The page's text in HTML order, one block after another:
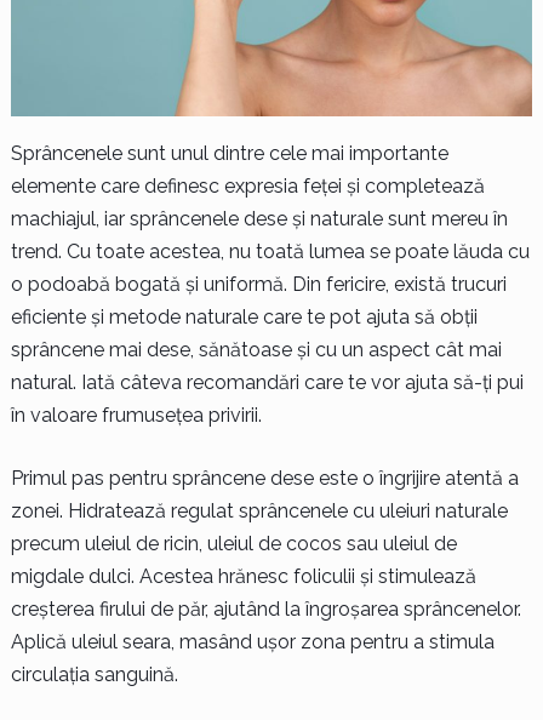
Sprâncenele sunt unul dintre cele mai importante
elemente care definesc expresia feței și completează
machiajul, iar sprâncenele dese și naturale sunt mereu în
trend. Cu toate acestea, nu toată lumea se poate lăuda cu
o podoabă bogată și uniformă. Din fericire, există trucuri
eficiente și metode naturale care te pot ajuta să obții
sprâncene mai dese, sănătoase și cu un aspect cât mai
natural. Iată câteva recomandări care te vor ajuta să-ți pui
în valoare frumusețea privirii.
Primul pas pentru sprâncene dese este o îngrijire atentă a
zonei. Hidratează regulat sprâncenele cu uleiuri naturale
precum uleiul de ricin, uleiul de cocos sau uleiul de
migdale dulci. Acestea hrănesc foliculii și stimulează
creșterea firului de păr, ajutând la îngroșarea sprâncenelor.
Aplică uleiul seara, masând ușor zona pentru a stimula
circulația sanguină.